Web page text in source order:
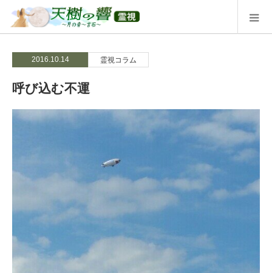
2016.10.14 霊視コラム
呼び込む不運